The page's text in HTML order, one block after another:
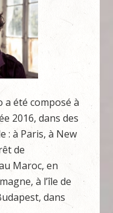
a été composé à
2016, dans des
: à Paris, à New
de
Maroc, en
à l’île de
dans